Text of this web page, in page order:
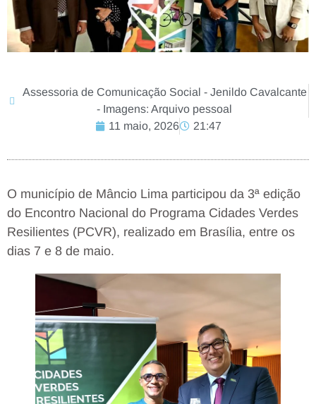
Assessoria de Comunicação Social - Jenildo Cavalcante
- Imagens: Arquivo pessoal
11 maio, 2026
21:47
O município de Mâncio Lima participou da 3ª edição
do Encontro Nacional do Programa Cidades Verdes
Resilientes (PCVR), realizado em Brasília, entre os
dias 7 e 8 de maio.